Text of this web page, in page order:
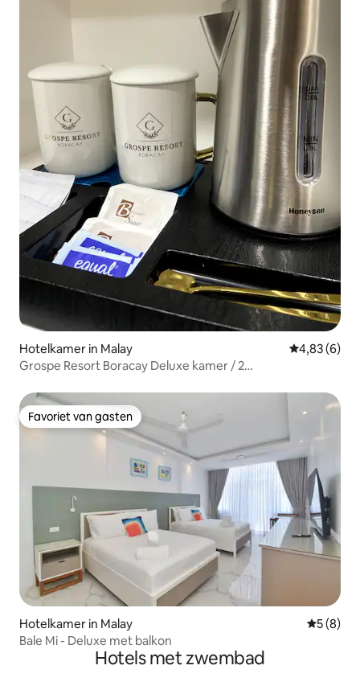
Hotelkamer in Malay Gemiddelde
4,83 (6)
Grospe Resort Boracay Deluxe kamer / 2
Favoriet van gasten
Favoriet van gasten
Hotelkamer in Malay
5 (8)
Bale Mi - Deluxe met balkon
Hotels met zwembad